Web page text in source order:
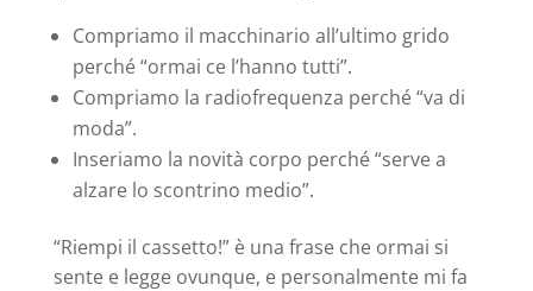
Compriamo il macchinario all’ultimo grido
perché “ormai ce l’hanno tutti”.
Compriamo la radiofrequenza perché “va di
moda”.
Inseriamo la novità corpo perché “serve a
alzare lo scontrino medio”.
“Riempi il cassetto!” è una frase che ormai si
sente e legge ovunque, e personalmente mi fa